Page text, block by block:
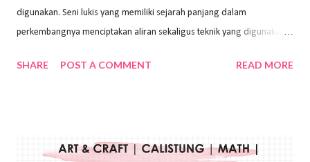
digunakan. Seni lukis yang memiliki sejarah panjang dalam
perkembangnya menciptakan aliran sekaligus teknik yang digunakan.
Wayan Kun Adnyana, teknik yang berbeda tentunya akan
menggunakan bahan dasar cat air, cat akrilik, atau cat minyak dengan
SHARE POST A COMMENT READ MORE